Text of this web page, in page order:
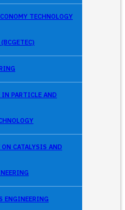
TECHNOLOGY
IN PARTICLE AND
ON CATALYSIS AND
ENGINEERING